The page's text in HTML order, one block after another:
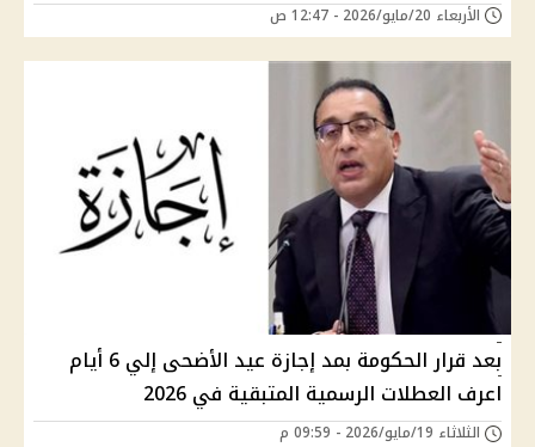
الأربعاء 20/مايو/2026 - 12:47 ص
بعد قرار الحكومة بمد إجازة عيد الأضحى إلي 6 أيام
اعرف العطلات الرسمية المتبقية في 2026
الثلاثاء 19/مايو/2026 - 09:59 م